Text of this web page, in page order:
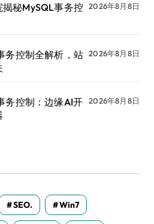
秘MySQL事务控 2026年8月8日
务控制全解析，站 2026年8月8日
务控制：边缘AI开
2026年8月8日
SEO. Win7